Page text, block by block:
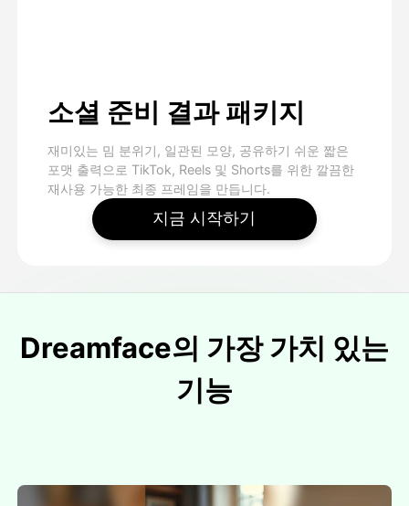
소셜 준비 결과 패키지
재미있는 밈 분위기, 일관된 모양, 공유하기 쉬운 짧은
포맷 출력으로 TikTok, Reels 및 Shorts를 위한 깔끔한
재사용 가능한 최종 프레임을 만듭니다.
지금 시작하기
Dreamface의 가장 가치 있는
기능